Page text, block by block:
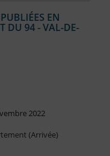
EN
DU 94 - VAL-DE-
2022
(Arrivée)